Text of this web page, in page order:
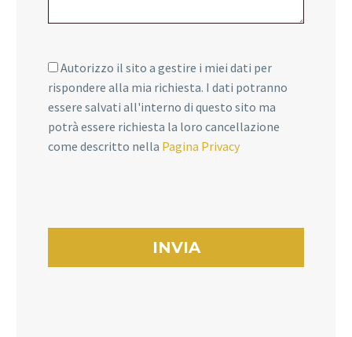
Autorizzo il sito a gestire i miei dati per
rispondere alla mia richiesta. I dati potranno
essere salvati all'interno di questo sito ma
potrà essere richiesta la loro cancellazione
come descritto nella Pagina Privacy